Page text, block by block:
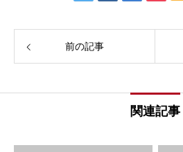
前の記事
関連記事